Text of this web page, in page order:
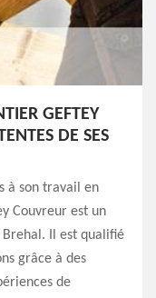
GEFTEY
DE SES
à son travail en
Couvreur est un
Il est qualifié
grâce à des
de